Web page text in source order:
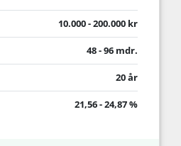
10.000 - 200.000 kr
48 - 96 mdr.
20 år
21,56 - 24,87 %